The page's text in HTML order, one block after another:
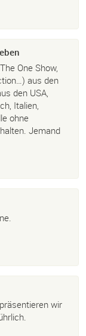
One Show,
aus den
den USA,
Italien,
ohne
Jemand
wir